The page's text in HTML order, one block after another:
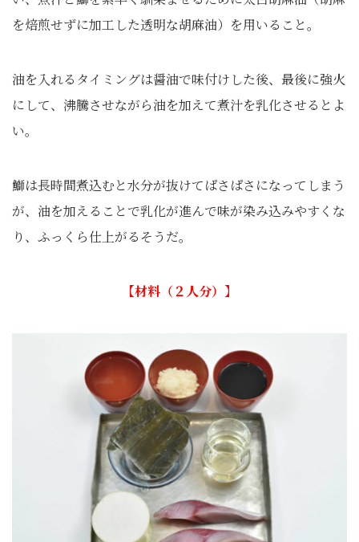
を焙煎せずに加工した透明な胡麻油）を用いること。
油を入れるタイミングは醤油で味付けした後、最後に強火
にして、沸騰させながら油を加えて煮汁を乳化させるとよ
い。
鰤は長時間煮込むと水分が抜けてぱさぱさになってしまう
が、油を加えることで乳化が進んで味が染み込みやすくな
り、ふっくら仕上がるそうだ。
【材料（２人分）】